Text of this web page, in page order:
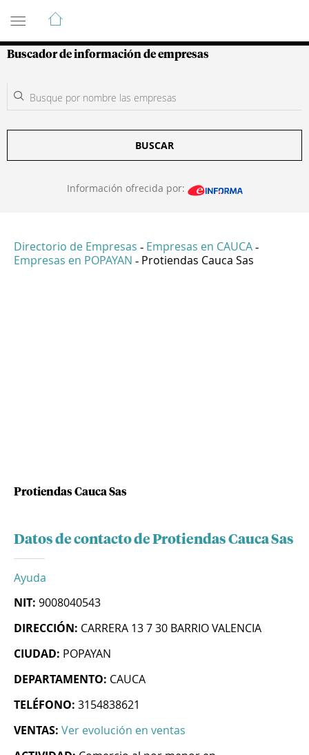
Guía de Empresas Colombianas
Buscador de información de empresas
BUSCAR
Información ofrecida por:
Directorio de Empresas - Empresas en CAUCA -
Empresas en POPAYAN - Protiendas Cauca Sas
Protiendas Cauca Sas
Datos de contacto de Protiendas Cauca Sas
Ayuda
NIT: 9008040543
DIRECCIÓN: CARRERA 13 7 30 BARRIO VALENCIA
CIUDAD: POPAYAN
DEPARTAMENTO: CAUCA
TELÉFONO: 3154838621
VENTAS: Ver evolución en ventas